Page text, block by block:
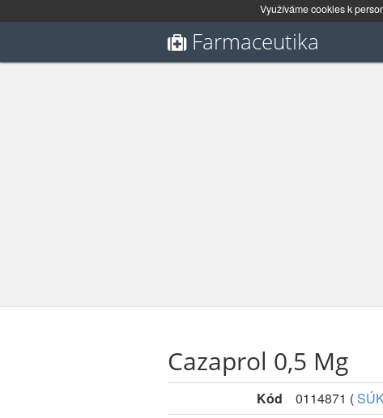
Využíváme cookies k
Farmaceutika
Cazaprol 0,5 Mg
Kód 0114871 (